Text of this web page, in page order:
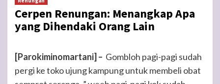
Cerpen Renungan: Menangkap Apa
yang Dihendaki Orang Lain
[Parokiminomartani] – Gombloh pagi-pagi sudah
pergi ke toko ujung kampung untuk membeli obat